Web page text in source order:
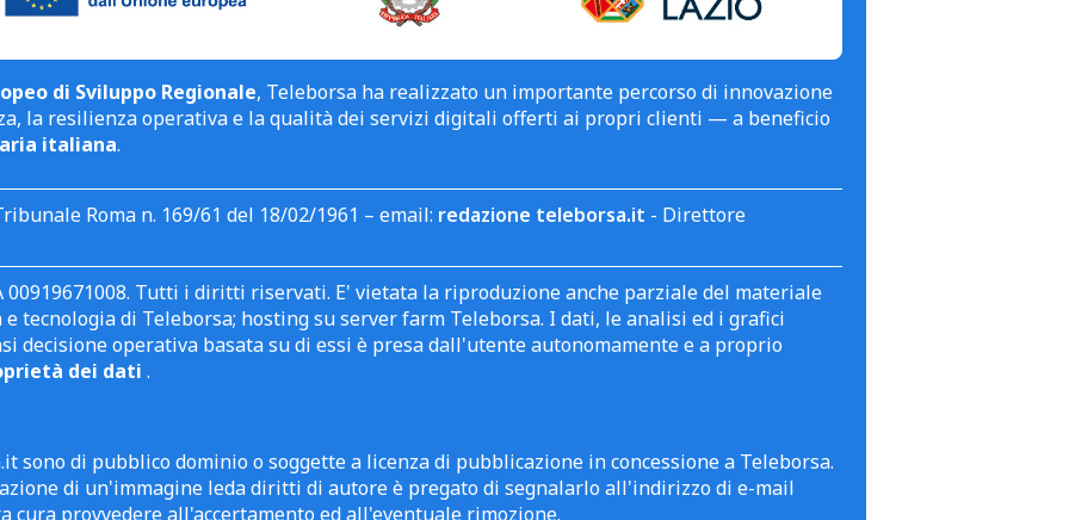
di Sviluppo Regionale, Teleborsa ha realizzato un importante percorso di innovazione
la resilienza operativa e la qualità dei servizi digitali offerti ai propri clienti — a beneficio
italiana.
Roma n. 169/61 del 18/02/1961 – email: redazione teleborsa.it - Direttore
00919671008. Tutti i diritti riservati. E' vietata la riproduzione anche parziale del materiale
tecnologia di Teleborsa; hosting su server farm Teleborsa. I dati, le analisi ed i grafici
decisione operativa basata su di essi è presa dall'utente autonomamente e a proprio
dei dati .
sono di pubblico dominio o soggette a licenza di pubblicazione in concessione a Teleborsa.
di un'immagine leda diritti di autore è pregato di segnalarlo all'indirizzo di e-mail
cura provvedere all'accertamento ed all'eventuale rimozione.